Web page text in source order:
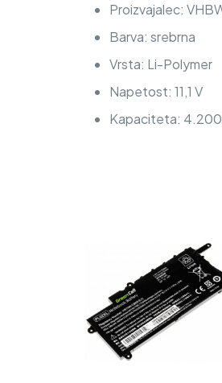
Proizvajalec:
Barva: srebrna
Vrsta: Li-Polymer
Napetost: 11,1 V
Kapaciteta: 4.200